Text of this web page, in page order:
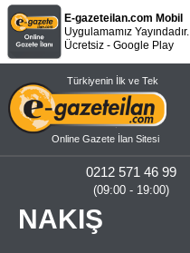
E-gazeteilan.com Mobil
Uygulamamız Yayındadır.
Ücretsiz - Google Play
Türkiyenin İlk ve Tek
Online Gazete İlan Sitesi
0212 571 46 99
(09:00 - 19:00)
NAKIŞ